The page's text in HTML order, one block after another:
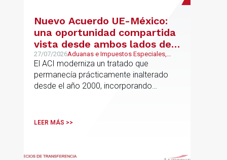
Nuevo Acuerdo UE-México:
una oportunidad compartida
vista desde ambos lados del
Atlántico
27/07/2026Aduanas e Impuestos Especiales,
Mexican Desk
El ACI moderniza un tratado que
permanecía prácticamente inalterado
desde el año 2000, incorporando
LEER MÁS >>